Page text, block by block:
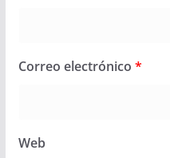
Correo electrónico *
Web